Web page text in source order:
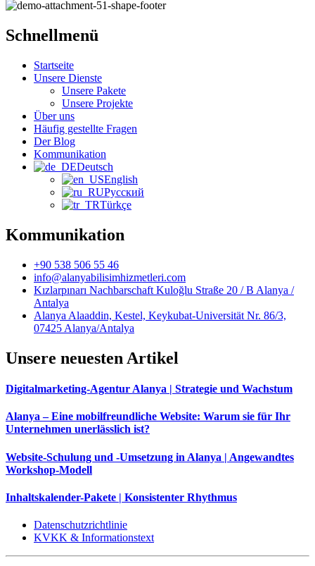
Schnellmenü
Startseite
Unsere Dienste
Unsere Pakete
Unsere Projekte
Über uns
Häufig gestellte Fragen
Der Blog
Kommunikation
Deutsch
English
Русский
Türkçe
Kommunikation
+90 538 506 55 46
info@alanyabilisimhizmetleri.com
Kızlarpınarı Nachbarschaft Kuloğlu Straße 20 / B Alanya /
Antalya
Alanya Alaaddin, Kestel, Keykubat-Universität Nr. 86/3,
07425 Alanya/Antalya
Unsere neuesten Artikel
Digitalmarketing-Agentur Alanya | Strategie und Wachstum
Alanya – Eine mobilfreundliche Website: Warum sie für Ihr
Unternehmen unerlässlich ist?
Website-Schulung und -Umsetzung in Alanya | Angewandtes
Workshop-Modell
Inhaltskalender-Pakete | Konsistenter Rhythmus
Datenschutzrichtlinie
KVKK & Informationstext